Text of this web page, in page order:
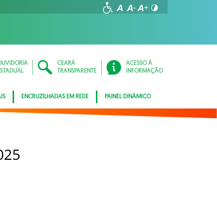
CEARÁ
TRANSPARENTE
ACESSO À
INFORMAÇÃO
ENCRUZILHADAS EM REDE PAINEL DINÂMICO